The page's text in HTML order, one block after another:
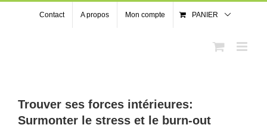
Contact A propos Mon compte PANIER
Trouver ses forces intérieures:
Surmonter le stress et le burn-out